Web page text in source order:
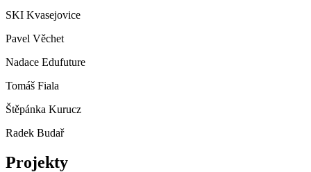
SKI Kvasejovice
Pavel Věchet
Nadace Edufuture
Tomáš Fiala
Štěpánka Kurucz
Radek Budař
Projekty